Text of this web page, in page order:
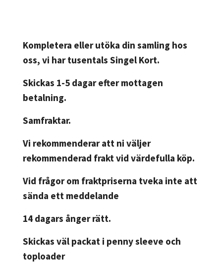
Kompletera eller utöka din samling hos
oss, vi har tusentals Singel Kort.
Skickas 1-5 dagar efter mottagen
betalning.
Samfraktar.
Vi rekommenderar att ni väljer
rekommenderad frakt vid värdefulla köp.
Vid frågor om fraktpriserna tveka inte att
sända ett meddelande
14 dagars ånger rätt.
Skickas väl packat i penny sleeve och
toploader